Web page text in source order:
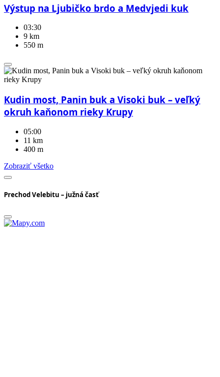
Výstup na Ljubičko brdo a Medvjedi kuk
03:30
9 km
550 m
Kudin most, Panin buk a Visoki buk – veľký
okruh kaňonom rieky Krupy
05:00
11 km
400 m
Zobraziť všetko
Prechod Velebitu – južná časť